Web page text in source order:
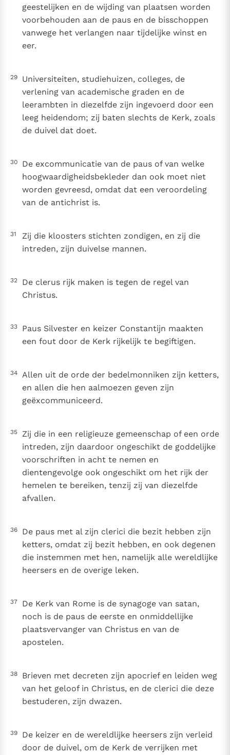
geestelijken en de wijding van plaatsen worden
voorbehouden aan de paus en de bisschoppen
vanwege het verlangen naar tijdelijke winst en
eer.
29
Universiteiten, studiehuizen, colleges, de
verlening van academische graden en de
leerambten in diezelfde zijn ingevoerd door een
leeg heidendom; zij baten slechts de Kerk, zoals
de duivel dat doet.
30
De excommunicatie van de paus of van welke
hoogwaardigheidsbekleder dan ook moet niet
worden gevreesd, omdat dat een veroordeling
van de antichrist is.
31
Zij die kloosters stichten zondigen, en zij die
intreden, zijn duivelse mannen.
32
De clerus rijk maken is tegen de regel van
Christus.
33
Paus Silvester en keizer Constantijn maakten
een fout door de Kerk rijkelijk te begiftigen.
34
Allen uit de orde der bedelmonniken zijn ketters,
en allen die hen aalmoezen geven zijn
geëxcommuniceerd.
35
Zij die in een religieuze gemeenschap of een orde
intreden, zijn daardoor ongeschikt de goddelijke
voorschriften in acht te nemen en
dientengevolge ook ongeschikt om het rijk der
hemelen te bereiken, tenzij zij van diezelfde
afvallen.
36
De paus met al zijn clerici die bezit hebben zijn
ketters, omdat zij bezit hebben, en ook degenen
die instemmen met hen, namelijk alle wereldlijke
heersers en de overige leken.
37
De Kerk van Rome is de synagoge van satan,
noch is de paus de eerste en onmiddellijke
plaatsvervanger van Christus en van de
apostelen.
38
Brieven met decreten zijn apocrief en leiden weg
van het geloof in Christus, en de clerici die deze
bestuderen, zijn dwazen.
39
De keizer en de wereldlijke heersers zijn verleid
door de duivel, om de Kerk de verrijken met